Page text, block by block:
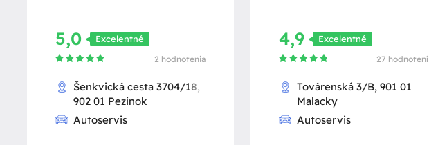
5,0 Excelentné
2 hodnotenia
Šenkvická cesta 3704/18,
902 01 Pezinok
Autoservis
4,9 Excelentné
27 hodnotení
Továrenská 3/B, 901 01
Malacky
Autoservis